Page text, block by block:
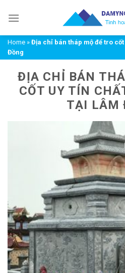
đến
dungHome » Địa chỉ bán tháp mộ để tro
Đồng
ĐỊA CHỈ BÁN
CỐT UY TÍN
TẠI LÂM